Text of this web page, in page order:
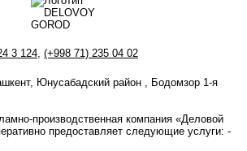
3 124, (+998 71) 235 04 02
Юнусабадский район , Бодомзор 1-я
производственная компания «Деловой
предоставляет следующие услуги: -